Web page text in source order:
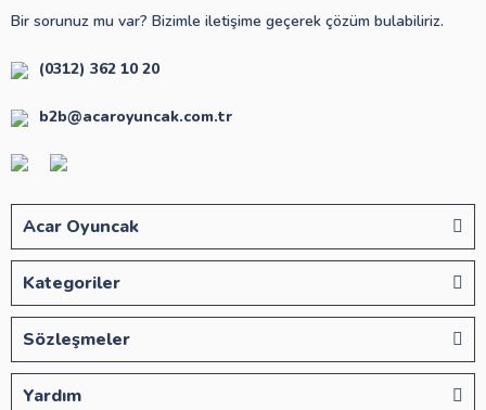
Bir sorunuz mu var? Bizimle iletişime geçerek çözüm bulabiliriz.
(0312) 362 10 20
b2b@acaroyuncak.com.tr
Acar Oyuncak
Kategoriler
Sözleşmeler
Yardım